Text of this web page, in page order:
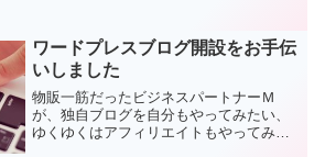
な時、ストレスに対抗するためコルチゾ
ールというホルモンがバン...
ワードプレスブログ開設をお手伝
いしました
物販一筋だったビジネスパートナーＭ
が、独自ブログを自分もやってみたい、
ゆくゆくはアフィリエイトもやってみた